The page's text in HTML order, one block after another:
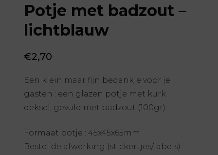
Potje met badzout –
lichtblauw
€2,70
Een klein maar fijn bedankje voor je
gasten : een glazen potje met kurk
deksel, gevuld met badzout (100gr)
Formaat potje : 45x45x65mm
Bestel de afwerking (stickertjes/labels)